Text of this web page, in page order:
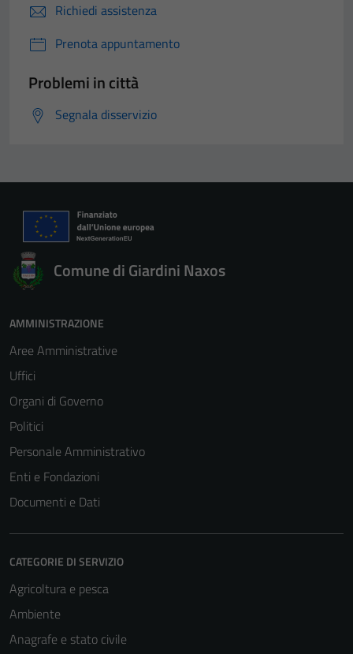
Richiedi assistenza
Prenota appuntamento
Problemi in città
Segnala disservizio
Comune di Giardini Naxos
AMMINISTRAZIONE
Aree Amministrative
Uffici
Organi di Governo
Politici
Personale Amministrativo
Enti e Fondazioni
Documenti e Dati
CATEGORIE DI SERVIZIO
Agricoltura e pesca
Ambiente
Anagrafe e stato civile